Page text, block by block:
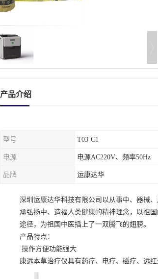
产品介绍
型号 T03-C1
电源 电源AC220V、频率50Hz
品牌 运康达华
深圳运康达华科技有限公司以从事中、器械
承弘扬中、造福人类健康的精神理念，以祖
途径，为祖国中医插上了一双腾飞的翅膀。
产品特点：
操作方便功能强大
康远本草治疗仪具有药疗、电疗、磁疗、远